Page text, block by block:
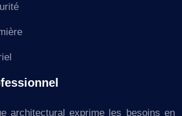
architectural exprime les besoins en